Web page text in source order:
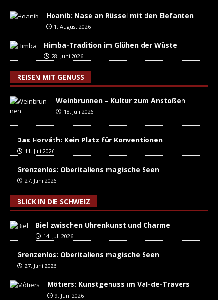
Hoanib: Nase an Rüssel mit den Elefanten
1. August 2026
Himba-Tradition im Glühen der Wüste
28. Juni 2026
REISEN MIT GENUSS
Weinbrunnen – Kultur zum Anstoßen
18. Juli 2026
Das Horváth: Kein Platz für Konventionen
11. Juli 2026
Grenzenlos: Oberitaliens magische Seen
27. Juni 2026
BLICK IN DIE SCHWEIZ
Biel zwischen Uhrenkunst und Charme
14. Juli 2026
Grenzenlos: Oberitaliens magische Seen
27. Juni 2026
Môtiers: Kunstgenuss im Val-de-Travers
9. Juni 2026